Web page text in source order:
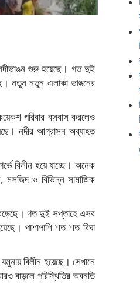
নদীভাঙন শুরু হয়েছে। গত দুই
নতুন নতুন এলাকা ভাঙনের
পরিবার বসবাস করলেও
নদীর আগ্রাসন অব্যাহত
বিলীন হয়ে যাচ্ছে। অনেক
মসজিদ ও বিভিন্ন সামাজিক
বেড়েছে। গত দুই সপ্তাহে এসব
পাশাপাশি শত শত বিঘা
বিলীন হয়েছে। সেখানে
বাড়লে পরিস্থিতির অবনতি